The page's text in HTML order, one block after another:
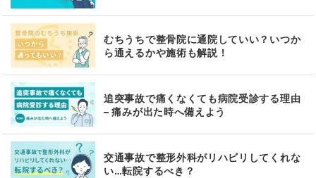
むちうちで整骨院に通院していい？いつか
ら通えるかや施術も解説！
追突事故で痛くなくても病院受診する理由
– 痛みが出た時へ備えよう
交通事故で整形外科がリハビリしてくれな
い…転院するべき？